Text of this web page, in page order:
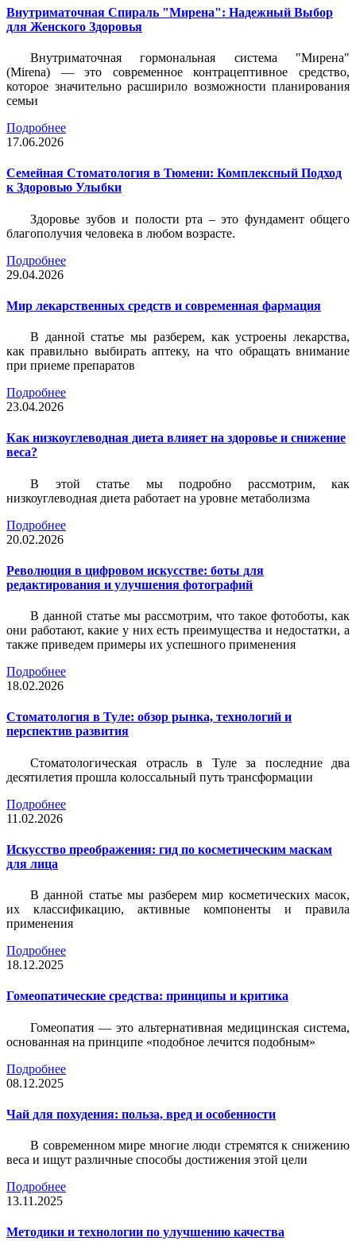
Внутриматочная Спираль "Мирена": Надежный Выбор
для Женского Здоровья
Внутриматочная гормональная система "Мирена"
(Mirena) — это современное контрацептивное средство,
которое значительно расширило возможности планирования
семьи
Подробнее
17.06.2026
Семейная Стоматология в Тюмени: Комплексный Подход
к Здоровью Улыбки
Здоровье зубов и полости рта – это фундамент общего
благополучия человека в любом возрасте.
Подробнее
29.04.2026
Мир лекарственных средств и современная фармация
В данной статье мы разберем, как устроены лекарства,
как правильно выбирать аптеку, на что обращать внимание
при приеме препаратов
Подробнее
23.04.2026
Как низкоуглеводная диета влияет на здоровье и снижение
веса?
В этой статье мы подробно рассмотрим, как
низкоуглеводная диета работает на уровне метаболизма
Подробнее
20.02.2026
Революция в цифровом искусстве: боты для
редактирования и улучшения фотографий
В данной статье мы рассмотрим, что такое фотоботы, как
они работают, какие у них есть преимущества и недостатки, а
также приведем примеры их успешного применения
Подробнее
18.02.2026
Стоматология в Туле: обзор рынка, технологий и
перспектив развития
Стоматологическая отрасль в Туле за последние два
десятилетия прошла колоссальный путь трансформации
Подробнее
11.02.2026
Искусство преображения: гид по косметическим маскам
для лица
В данной статье мы разберем мир косметических масок,
их классификацию, активные компоненты и правила
применения
Подробнее
18.12.2025
Гомеопатические средства: принципы и критика
Гомеопатия — это альтернативная медицинская система,
основанная на принципе «подобное лечится подобным»
Подробнее
08.12.2025
Чай для похудения: польза, вред и особенности
В современном мире многие люди стремятся к снижению
веса и ищут различные способы достижения этой цели
Подробнее
13.11.2025
Методики и технологии по улучшению качества